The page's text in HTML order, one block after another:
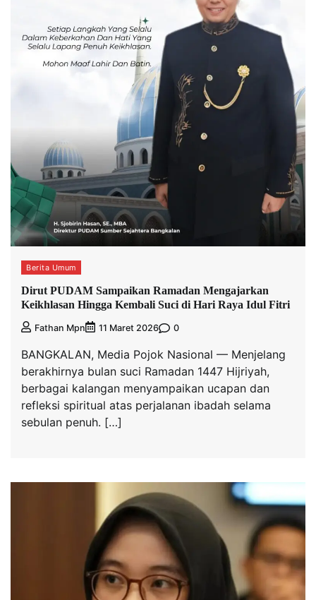
Berita Umum
Dirut PUDAM Sampaikan Ramadan Mengajarkan
Keikhlasan Hingga Kembali Suci di Hari Raya Idul Fitri
Fathan Mpn 11 Maret 2026 0
BANGKALAN, Media Pojok Nasional — Menjelang
berakhirnya bulan suci Ramadan 1447 Hijriyah,
berbagai kalangan menyampaikan ucapan dan
refleksi spiritual atas perjalanan ibadah selama
sebulan penuh. […]